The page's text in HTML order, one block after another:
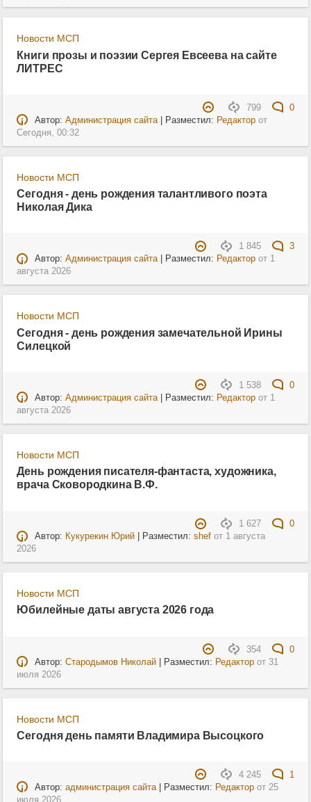
Новости МСП
Книги прозы и поэзии Сергея Евсеева на сайте
ЛИТРЕС
799
0
Автор: Администрация сайта| Разместил: Редакторот
Сегодня, 00:32
Новости МСП
Сегодня - день рождения талантливого поэта
Николая Дика
1 845
3
Автор: Администрация сайта| Разместил: Редакторот 1
августа 2026
Новости МСП
Сегодня - день рождения замечательной Ирины
Силецкой
1 538
0
Автор: Администрация сайта| Разместил: Редакторот 1
августа 2026
Новости МСП
День рождения писателя-фантаста, художника,
врача Сковородкина В.Ф.
1 627
0
Автор: Кукурекин Юрий| Разместил: shefот 1 августа
2026
Новости МСП
Юбилейные даты августа 2026 года
354
0
Автор: Стародымов Николай| Разместил: Редакторот 31
июля 2026
Новости МСП
Сегодня день памяти Владимира Высоцкого
4 245
1
Автор: администрация сайта| Разместил: Редакторот 25
июля 2026